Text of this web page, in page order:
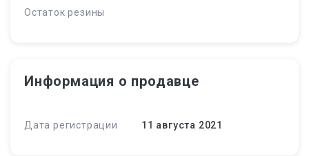
Остаток резины
Информация о продавце
Дата регистрации 11 августа 2021